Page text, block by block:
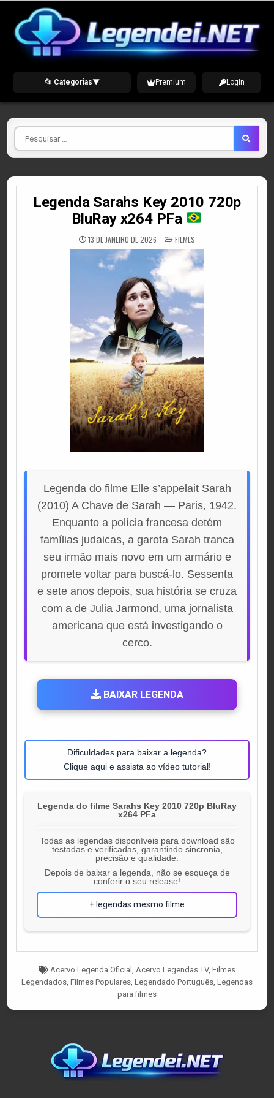
content
📂 Categorias▼ Premium Login
Pesquisar
por
Legenda Sarahs Key 2010 720p
BluRay x264 PFa
13 DE JANEIRO DE 2026 POSTED
IN
FILMES
Legenda do filme Elle s’appelait Sarah
(2010) A Chave de Sarah — Paris, 1942.
Enquanto a polícia francesa detém
famílias judaicas, a garota Sarah tranca
seu irmão mais novo em um armário e
promete voltar para buscá-lo. Sessenta
e sete anos depois, sua história se cruza
com a de Julia Jarmond, uma jornalista
americana que está investigando o
cerco.
BAIXAR LEGENDA
Dificuldades para baixar a legenda?
Clique aqui e assista ao vídeo tutorial!
Legenda do filme Sarahs Key 2010 720p BluRay
x264 PFa
Todas as legendas disponíveis para download são
testadas e verificadas, garantindo sincronia,
precisão e qualidade.
Depois de baixar a legenda, não se esqueça de
conferir o seu release!
+ legendas mesmo filme
Tagged
Acervo Legenda Oficial Acervo Legendas.TV, Filmes
Legendados Filmes Populares Legendado Português Legendas
para filmes